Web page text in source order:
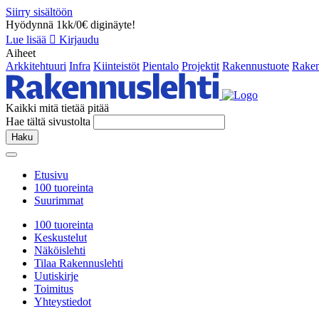
Siirry sisältöön
Hyödynnä 1kk/0€ diginäyte!
Lue lisää
Kirjaudu
Aiheet
Arkkitehtuuri Infra Kiinteistöt Pientalo Projektit Rakennustuote
Kaikki mitä tietää pitää
Hae tältä sivustolta
Haku
Etusivu
100 tuoreinta
Suurimmat
100 tuoreinta
Keskustelut
Näköislehti
Tilaa Rakennuslehti
Uutiskirje
Toimitus
Yhteystiedot